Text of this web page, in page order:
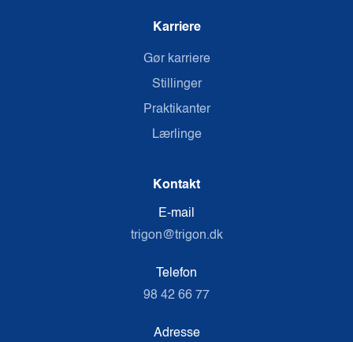
Karriere
Gør karriere
Stillinger
Praktikanter
Lærlinge
Kontakt
E-mail
trigon@trigon.dk
Telefon
98 42 66 77
Adresse